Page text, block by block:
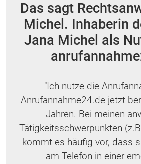
Das sagt
Michel. Inhaberin
Jana Michel als
"Ich nutze die
Anrufannahme24.de jetzt
Jahren. Bei meinen
Tätigkeitsschwerpunkten
kommt es häufig vor, dass
am Telefon in einer